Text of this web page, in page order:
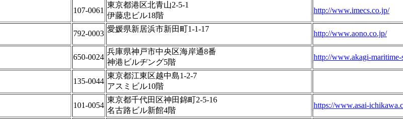
107-0061
東京都港区北青山2-5-1
伊藤忠ビル18階
http://www.imecs.co.jp/
792-0003
愛媛県新居浜市新田町1-1-17
http://www.aono.co.jp/
650-0024
兵庫県神戸市中央区海岸通8番
神港ビルヂング5階
http://www.akagi-maritime-
135-0044
東京都江東区越中島1-2-7
アスミビル10階
101-0054
東京都千代田区神田錦町2-5-16
名古路ビル新館4階
https://www.asai-